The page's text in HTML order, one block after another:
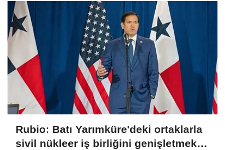
Rubio: Batı Yarımküre'deki ortaklarla
sivil nükleer iş birliğini genişletmekte